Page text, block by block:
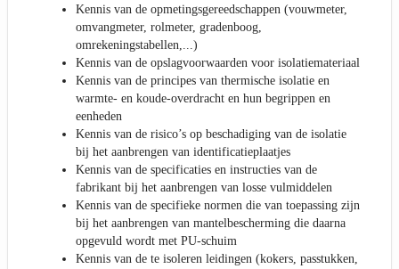
Kennis van de opmetingsgereedschappen (vouwmeter,
omvangmeter, rolmeter, gradenboog,
omrekeningstabellen,...)
Kennis van de opslagvoorwaarden voor isolatiemateriaal
Kennis van de principes van thermische isolatie en
warmte- en koude-overdracht en hun begrippen en
eenheden
Kennis van de risico’s op beschadiging van de isolatie
bij het aanbrengen van identificatieplaatjes
Kennis van de specificaties en instructies van de
fabrikant bij het aanbrengen van losse vulmiddelen
Kennis van de specifieke normen die van toepassing zijn
bij het aanbrengen van mantelbescherming die daarna
opgevuld wordt met PU-schuim
Kennis van de te isoleren leidingen (kokers, passtukken,